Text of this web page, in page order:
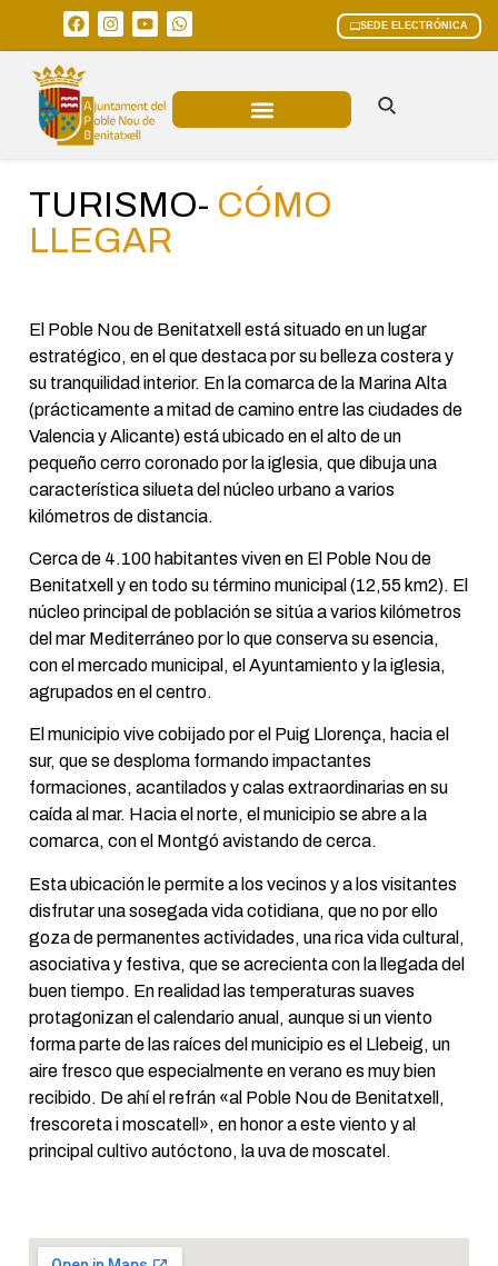
SEDE ELECTRÓNICA
TURISMO- CÓMO
LLEGAR
El Poble Nou de Benitatxell está situado en un lugar
estratégico, en el que destaca por su belleza costera y
su tranquilidad interior. En la comarca de la Marina Alta
(prácticamente a mitad de camino entre las ciudades de
Valencia y Alicante) está ubicado en el alto de un
pequeño cerro coronado por la iglesia, que dibuja una
característica silueta del núcleo urbano a varios
kilómetros de distancia.
Cerca de 4.100 habitantes viven en El Poble Nou de
Benitatxell y en todo su término municipal (12,55 km2). El
núcleo principal de población se sitúa a varios kilómetros
del mar Mediterráneo por lo que conserva su esencia,
con el mercado municipal, el Ayuntamiento y la iglesia,
agrupados en el centro.
El municipio vive cobijado por el Puig Llorença, hacia el
sur, que se desploma formando impactantes
formaciones, acantilados y calas extraordinarias en su
caída al mar. Hacia el norte, el municipio se abre a la
comarca, con el Montgó avistando de cerca.
Esta ubicación le permite a los vecinos y a los visitantes
disfrutar una sosegada vida cotidiana, que no por ello
goza de permanentes actividades, una rica vida cultural,
asociativa y festiva, que se acrecienta con la llegada del
buen tiempo. En realidad las temperaturas suaves
protagonizan el calendario anual, aunque si un viento
forma parte de las raíces del municipio es el Llebeig, un
aire fresco que especialmente en verano es muy bien
recibido. De ahí el refrán «al Poble Nou de Benitatxell,
frescoreta i moscatell», en honor a este viento y al
principal cultivo autóctono, la uva de moscatel.